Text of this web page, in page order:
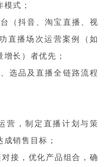
式；
（抖音、淘宝直播、视
直播场次运营案例（如
长）者优先；
选品及直播全链路流程
营，制定直播计划与策
销售目标；
接，优化产品组合，确